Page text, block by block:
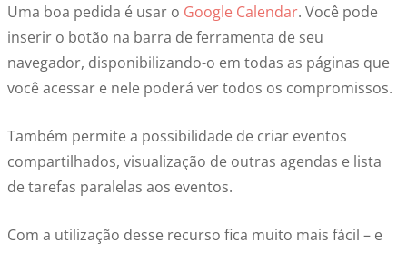
Uma boa pedida é usar o Google Calendar. Você pode
inserir o botão na barra de ferramenta de seu
navegador, disponibilizando-o em todas as páginas que
você acessar e nele poderá ver todos os compromissos.
Também permite a possibilidade de criar eventos
compartilhados, visualização de outras agendas e lista
de tarefas paralelas aos eventos.
Com a utilização desse recurso fica muito mais fácil – e